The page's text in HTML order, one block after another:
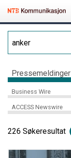
Pressemeldinger
Business Wire
ACCESS Newswire
226 Søkeresultat